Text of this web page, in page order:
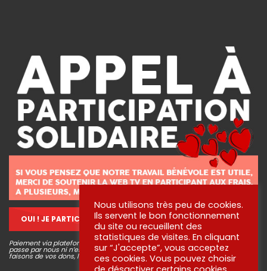
OUI ! JE PARTICIPE !
Paiement via plateforme sécurisé STRIPE, aucune information bancaire ne
passe par nous ni n’est conservée. Pour en savoir plus sur ce que nous
faisons de vos dons, lisez nos engagements!
Nous utilisons très peu de cookies.
Ils servent le bon fonctionnement
du site ou recueillent des
statistiques de visites. En cliquant
sur “J'accepte”, vous acceptez
ces cookies. Vous pouvez choisir